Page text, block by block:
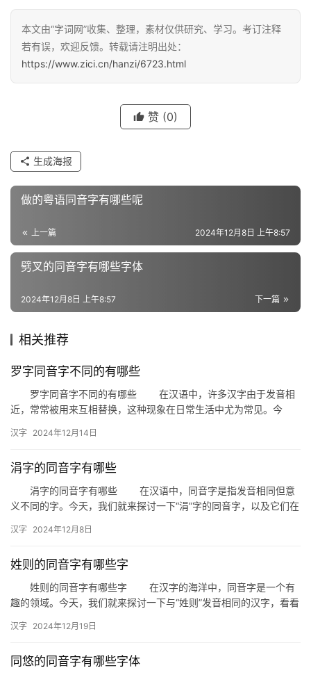
组
反
义
词
义
组
词
音
本文由“字词网”收集、整理，素材仅供研究、学习。考订注释
若有误，欢迎反馈。转载请注明出处：
https://www.zici.cn/hanzi/6723.html
赞 (0)
生成海报
做的粤语同音字有哪些呢
上一篇 2024年12月8日 上午8:57
劈叉的同音字有哪些字体
下一篇
2024年12月8日 上午8:57
相关推荐
罗字同音字不同的有哪些
罗字同音字不同的有哪些 在汉语中，许多汉字由于发音相
近，常常被用来互相替换，这种现象在日常生活中尤为常见。今
一、…
汉字 2024年12月14日
涓字的同音字有哪些
涓字的同音字有哪些 在汉语中，同音字是指发音相同但意
义不同的字。今天，我们就来探讨一下“涓”字的同音字，以及它们在
汉字 2024年12月8日
姓则的同音字有哪些字
姓则的同音字有哪些字 在汉字的海洋中，同音字是一个有
趣的领域。今天，我们就来探讨一下与“姓则”发音相同的汉字，看看
汉字 2024年12月19日
同悠的同音字有哪些字体